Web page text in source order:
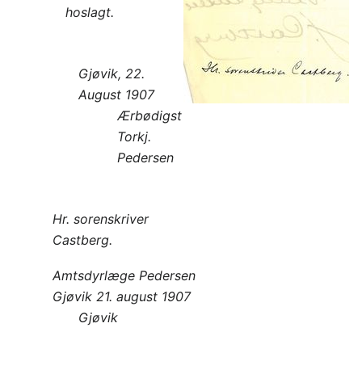
hoslagt.
Gjøvik, 22.
August 1907
Ærbødigst
Torkj.
Pedersen
Hr. sorenskriver
Castberg.
Amtsdyrlæge Pedersen
Gjøvik 21. august 1907
Gjøvik